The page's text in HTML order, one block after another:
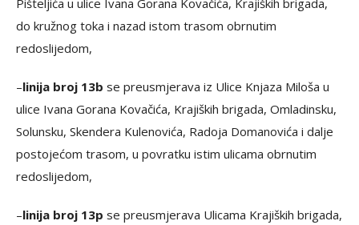
Pišteljića u ulice Ivana Gorana Kovačića, Krajiških brigada,
do kružnog toka i nazad istom trasom obrnutim
redoslijedom,
–linija broj 13b se preusmjerava iz Ulice Knjaza Miloša u
ulice Ivana Gorana Kovačića, Krajiških brigada, Omladinsku,
Solunsku, Skendera Kulenovića, Radoja Domanovića i dalje
postojećom trasom, u povratku istim ulicama obrnutim
redoslijedom,
–linija broj 13p se preusmjerava Ulicama Krajiških brigada,